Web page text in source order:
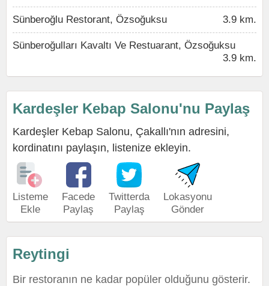
Sünberoğlu Restorant, Özsoğuksu 3.9 km.
Sünberoğulları Kavaltı Ve Restuarant, Özsoğuksu
3.9 km.
Kardeşler Kebap Salonu'nu Paylaş
Kardeşler Kebap Salonu, Çakallı'nın adresini,
kordinatını paylaşın, listenize ekleyin.
Listeme
Ekle
Facede
Paylaş
Twitterda
Paylaş
Lokasyonu
Gönder
Reytingi
Bir restoranın ne kadar popüler olduğunu gösterir.